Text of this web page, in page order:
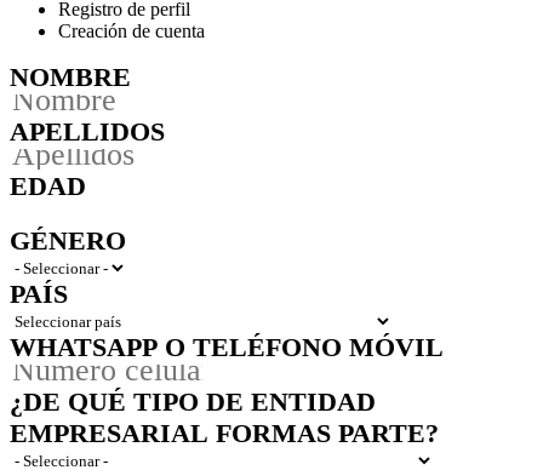
Registro de perfil
Creación de cuenta
NOMBRE
APELLIDOS
EDAD
GÉNERO
PAÍS
WHATSAPP O TELÉFONO MÓVIL
¿DE QUÉ TIPO DE ENTIDAD
EMPRESARIAL FORMAS PARTE?